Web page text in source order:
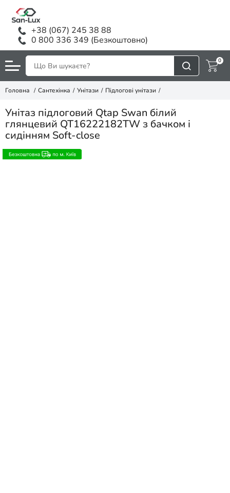
+38 (067) 245 38 88
0 800 336 349 (Безкоштовно)
0
Головна Сантехінка Унітази Підлогові унітази
Унітаз підлоговий Qtap Swan білий
глянцевий QT16222182TW з бачком і
сидінням Soft-close